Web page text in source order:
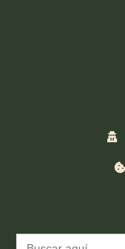
Buscar: